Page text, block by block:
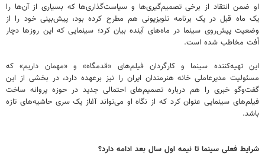
او ضمن انتقاد از برخی تصمیم‌گیری‌ها و سیاست‌گذاری‌ها که بسیاری از آن‌ها را
یک ماه قبل در یک برنامه تلویزیونی هم مطرح کرده بود، پیش‌بینی‌ خود را از
وضعیت پیش‌روی سینما در ماه‌های آینده بیان کرد؛ سینمایی که این روزها دچار
اُفت مخاطب شده است.
این تهیه‌کننده سینما و کارگردان فیلم‌های «قدمگاه» و «مهمان داریم» که
مسئولیت مدیرعاملی خانه هنرمندان ایران را نیز برعهده دارد، در بخشی از این
گفت‌وگو خبری را هم درباره تصمیم‌های احتمالی جدید در حوزه پروانه ساخت
فیلم‌های سینمایی عنوان کرد که از نگاه او می‌تواند آغاز یک سری حاشیه‌های تازه
باشد.
شرایط فعلی سینما تا نیمه اول سال بعد ادامه دارد؟